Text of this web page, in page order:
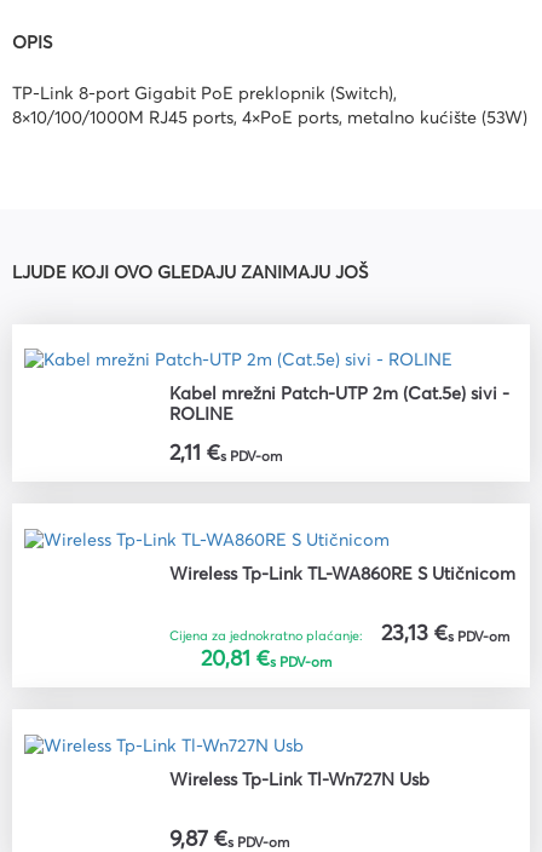
OPIS
TP-Link 8-port Gigabit PoE preklopnik (Switch),
8×10/100/1000M RJ45 ports, 4×PoE ports, metalno kućište (53W)
LJUDE KOJI OVO GLEDAJU ZANIMAJU JOŠ
Kabel mrežni Patch-UTP 2m (Cat.5e) sivi -
ROLINE
2,11 €s PDV-om
Wireless Tp-Link TL-WA860RE S Utičnicom
Cijena za jednokratno plaćanje:
20,81 €s PDV-om
23,13 €s PDV-om
Wireless Tp-Link Tl-Wn727N Usb
9,87 €s PDV-om